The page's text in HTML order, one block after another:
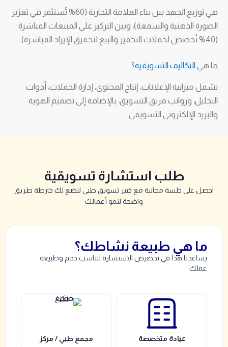
هي توزيع الجهد بين بناء العلامة التجارية (60% تُستثمر في تعزيز
الصورة الذهنية والسمعة)، وبين التركيز على المبيعات المباشرة
(40% تُخصص لحملات التحفيز والبيع لتحقيق الإيراد المباشرة).
ما هي التكاليف التسويقية؟
تشمل ميزانية الإعلانات، إنتاج المحتوى، إدارة الحملات، أدوات
التحليل، ورواتب فريق التسويق، بالإضافة إلى تصميم الهوية
والبريد الإلكتروني التسويقي.
طلب استشارة تسويقية
احصل على جلسة مجانية مع خبير تسويق طبي لنضع لك خارطة طريق
واضحة لنمو أعمالك
ما هي طبيعة نشاطك؟
يساعدنا هذا في تخصيص الاستشارة لتناسب حجم وطبيعة
عملك
عيادة متخصصة مجمع طبي / مركز